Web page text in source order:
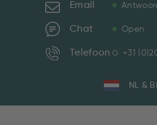
Email
Chat Open
Telefoon +31
NL &